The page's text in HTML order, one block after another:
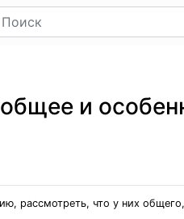
и
рассмотреть, что у них